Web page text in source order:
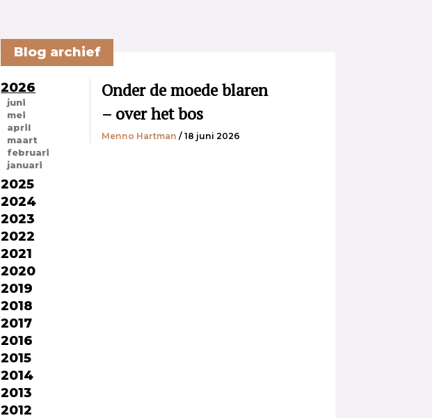
Blog archief
2026
juni
mei
april
maart
februari
januari
2025
2024
2023
2022
2021
2020
2019
2018
2017
2016
2015
2014
2013
2012
Onder de moede blaren
– over het bos
Menno Hartman / 18 juni 2026